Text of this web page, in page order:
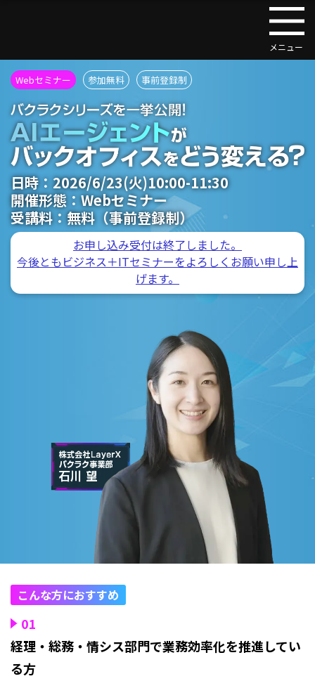
Webセミナー 参加無料 事前登録制
日時： 2026/6/23(火)10:00-11:30
開催形態：Webセミナー
受講料：無料（事前登録制）
お申し込み受付は終了しました。
今後ともビジネス＋ITセミナーをよろしくお願い申し上
げます。
こんな方におすすめ
01
経理・総務・情シス部門で業務効率化を推進してい
る方